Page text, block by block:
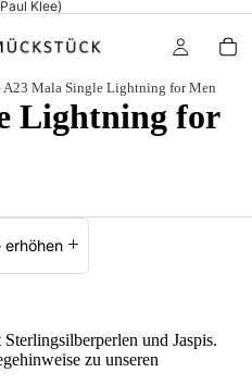
Klee)
A23 Mala Single Lightning for Men
Lightning for
erhöhen
und Jaspis.
zu unseren